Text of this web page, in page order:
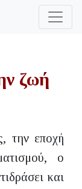
ζωή
την εποχή
ο
και